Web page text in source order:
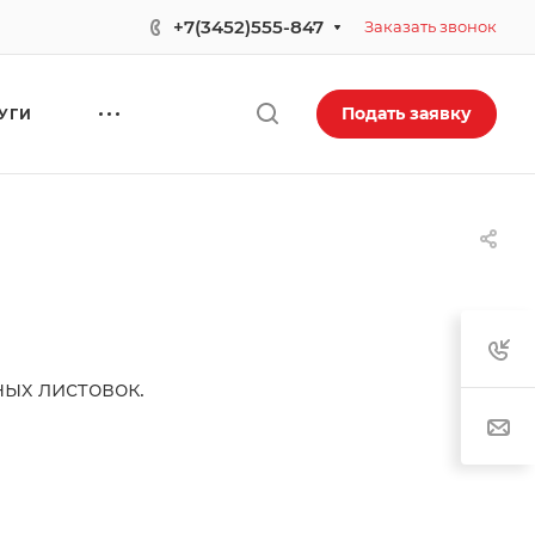
+7(3452)555-847 Заказать звонок
Подать заявку
листовок.